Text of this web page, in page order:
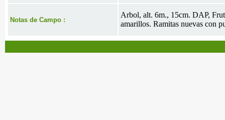
Notas de Campo :
Arbol, alt. 6m., 15cm. DAP,
amarillos. Ramitas nuevas con